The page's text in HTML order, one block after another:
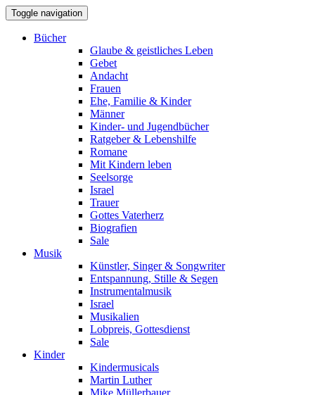
Toggle navigation
Bücher
Glaube & geistliches Leben
Gebet
Andacht
Frauen
Ehe, Familie & Kinder
Männer
Kinder- und Jugendbücher
Ratgeber & Lebenshilfe
Romane
Mit Kindern leben
Seelsorge
Israel
Trauer
Gottes Vaterherz
Biografien
Sale
Musik
Künstler, Singer & Songwriter
Entspannung, Stille & Segen
Instrumentalmusik
Israel
Musikalien
Lobpreis, Gottesdienst
Sale
Kinder
Kindermusicals
Martin Luther
Mike Müllerbauer